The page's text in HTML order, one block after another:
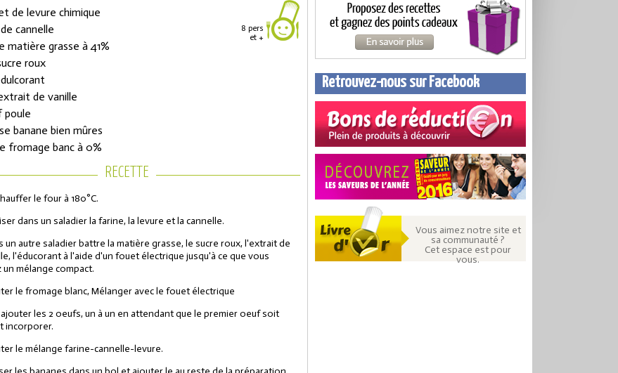
8 pers
et +
de levure chimique
cannelle
matière grasse à 41%
roux
de vanille
poule
banane bien mûres
fromage banc à 0%
RECETTE
le four à 180°C.
dans un saladier la farine, la levure et la cannelle.
un autre saladier battre la matière grasse, le sucre roux, l'extrait de
l'éducorant à l'aide d'un fouet électrique jusqu'à ce que vous
un mélange compact.
le fromage blanc, Mélanger avec le fouet électrique
ajouter les 2 oeufs, un à un en attendant que le premier oeuf soit
incorporer.
le mélange farine-cannelle-levure.
Retrouvez-nous sur Facebook
de réduction
Vous aimez notre site et
sa communauté ?
Cet espace est pour
vous.